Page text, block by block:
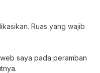
Ruas yang wajib
saya pada peramban